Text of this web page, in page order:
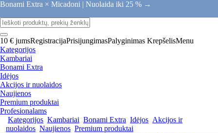
Bonami Extra × Micadoni | Nuolaida iki 25 % →
10 € jumsRegistracijaPrisijungimasPalyginimas KrepšelisMenu
Kategorijos
Kambariai
Bonami Extra
Idėjos
Akcijos ir nuolaidos
Naujienos
Premium produktai
Profesionalams
Kategorijos Kambariai Bonami Extra Idėjos Akcijos ir
nuolaidos Naujienos Premium produktai